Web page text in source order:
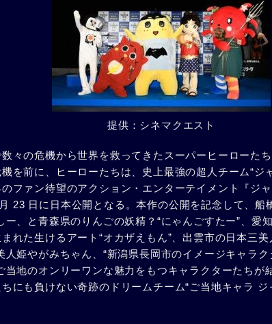
提供：シネマクエスト
々の危機から世界を救ってきたスーパーヒーローた
を前に、ヒーローたちは、史上最強の超人チーム“ジ
ファン待望のアクション・エンターテイメント『ジ
23 日に日本公開となる。本作の公開を記念して、船
ー、と青森県のりんごの妖精？“にゃんごすたー”、愛
れた生けるアート“オカザえもん”、出雲市の日本三美
人姫やがみちゃん、“新潟県長岡市のイメージキャラク
当地のオンリーワンな魅力をもつキャラクターたちが
にも負けない奇跡のドリームチーム“ご当地キャラ ジ